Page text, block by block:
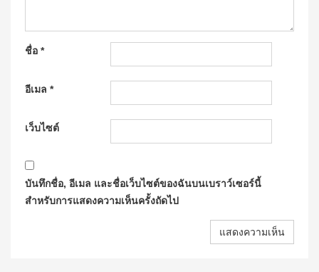
ชื่อ *
อีเมล *
เว็บไซต์
บันทึกชื่อ, อีเมล และชื่อเว็บไซต์ของฉันบนเบราว์เซอร์นี้
สำหรับการแสดงความเห็นครั้งถัดไป